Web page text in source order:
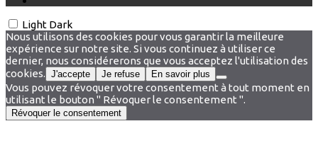
Light Dark
Nous utilisons des cookies pour vous garantir la meilleure
expérience sur notre site. Si vous continuez à utiliser ce
dernier, nous considérerons que vous acceptez l'utilisation des
cookies. J'accepte Je refuse En savoir plus
Vous pouvez révoquer votre consentement à tout moment en
utilisant le bouton " Révoquer le consentement ".
Révoquer le consentement